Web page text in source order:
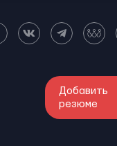
Добавить
резюме